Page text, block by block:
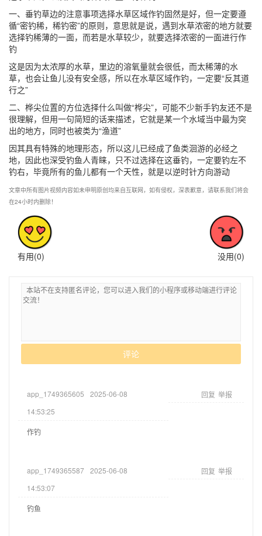
一、垂钓草边的注意事项选择水草区域作钓固然是好，但一定要遵
循“密钓稀，稀钓密”的原则，意思就是说，遇到水草浓密的地方就要
选择钓稀薄的一面，而若是水草较少，就要选择浓密的一面进行作
钓
这是因为太浓厚的水草，里边的溶氧量就会很低，而太稀薄的水
草，也会让鱼儿没有安全感，所以在水草区域作钓，一定要“反其道
行之”
二、桦尖位置的方位选择什么叫做“桦尖”，可能不少新手钓友还不是
很理解，但用一句简短的话来描述，它就是某一个水域当中最为突
出的地方，同时也被类为“渔道”
因其具有特殊的地理形态，所以这儿已经成了鱼类洄游的必经之
地，因此也深受钓鱼人青睐，只不过选择在这垂钓，一定要钓左不
钓右，毕竟所有的鱼儿都有一个天性，就是以逆时针方向游动
文章中所有图片视频内容如未申明原创均来自互联网，如有侵权，深表歉意，请联系我们将会
在24小时内删除！
有用(0) 没用(0)
评论
app_1749365605
2025-06-08
14:53:25
回复 举报
作钓
app_1749365587 2025-06-08
14:53:07
回复 举报
钓鱼